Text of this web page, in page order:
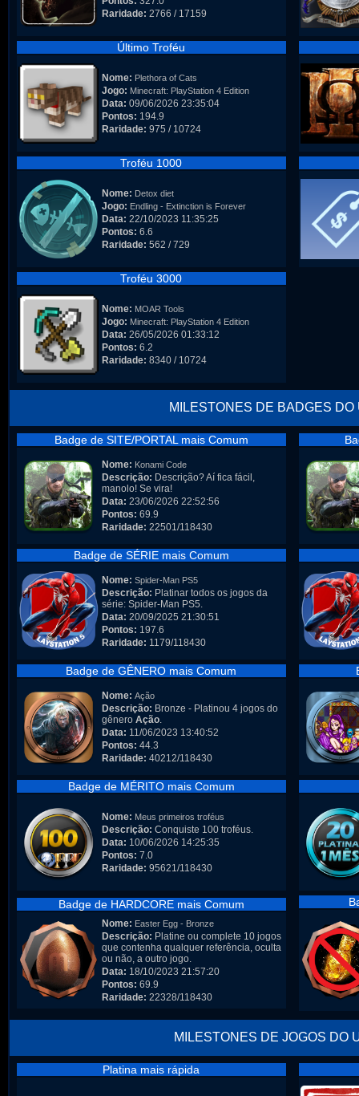
Raridade: 2766 / 17159
Último Troféu
Nome: Plethora of Cats
Jogo: Minecraft: PlayStation 4 Edition
Data: 09/06/2026 23:35:04
Pontos: 194.9
Raridade: 975 / 10724
Troféu 1000
Nome: Detox diet
Jogo: Endling - Extinction is Forever
Data: 22/10/2023 11:35:25
Pontos: 6.6
Raridade: 562 / 729
Troféu 3000
Nome: MOAR Tools
Jogo: Minecraft: PlayStation 4 Edition
Data: 26/05/2026 01:33:12
Pontos: 6.2
Raridade: 8340 / 10724
MILESTONES DE BADGES DO
Badge de SITE/PORTAL mais Comum
Nome: Konami Code
Descrição: Descrição? Aí fica fácil,
manolo! Se vira!
Data: 23/06/2026 22:52:56
Pontos: 69.9
Raridade: 22501/118430
Badge de SÉRIE mais Comum
Nome: Spider-Man PS5
Descrição: Platinar todos os jogos da
série: Spider-Man PS5.
Data: 20/09/2025 21:30:51
Pontos: 197.6
Raridade: 1179/118430
Badge de GÊNERO mais Comum
Nome: Ação
Descrição: Bronze - Platinou 4 jogos do
gênero Ação.
Data: 11/06/2023 13:40:52
Pontos: 44.3
Raridade: 40212/118430
Badge de MÉRITO mais Comum
Nome: Meus primeiros troféus
Descrição: Conquiste 100 troféus.
Data: 10/06/2026 14:25:35
Pontos: 7.0
Raridade: 95621/118430
Badge de HARDCORE mais Comum
Nome: Easter Egg - Bronze
Descrição: Platine ou complete 10 jogos
que contenha qualquer referência, oculta
ou não, a outro jogo.
Data: 18/10/2023 21:57:20
Pontos: 69.9
Raridade: 22328/118430
MILESTONES DE JOGOS DO
Platina mais rápida